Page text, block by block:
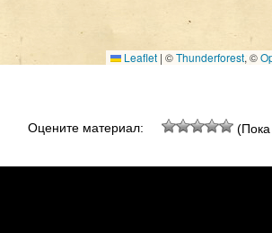
Leaflet | ©Thunderforest, ©
Оцените материал: (Пока